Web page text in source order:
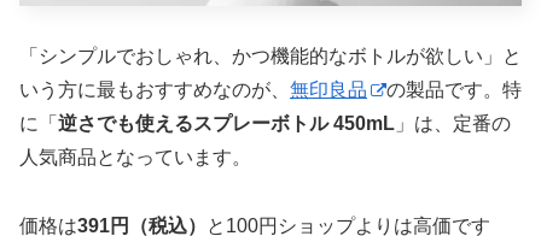
「シンプルでおしゃれ、かつ機能的なボトルが欲しい」と
いう方に最もおすすめなのが、 無印良品
の製品です。特
に「 逆さでも使えるスプレーボトル 450mL 」は、定番の
人気商品となっています。
価格は391円（税込）
と100円ショップよりは高価です